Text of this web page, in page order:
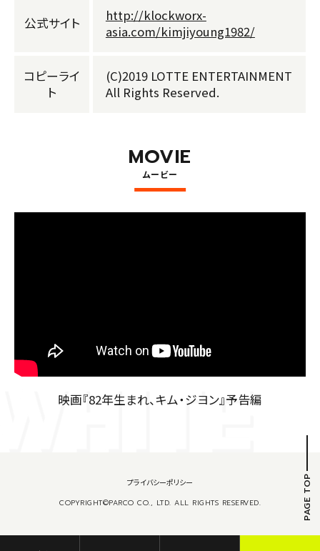
F
o
u
s
公式サイト
http://klockworx-
asia.com/kimjiyoung1982/
コピーライ
ト
(C)2019 LOTTE ENTERTAINMENT
All Rights Reserved.
MOVIE
ムービー
映画『82年生まれ、キム・ジヨン』予告編
プライバシーポリシー
COPYRIGHT©PARCO CO., LTD. ALL RIGHTS RESERVED.
PAGE TOP